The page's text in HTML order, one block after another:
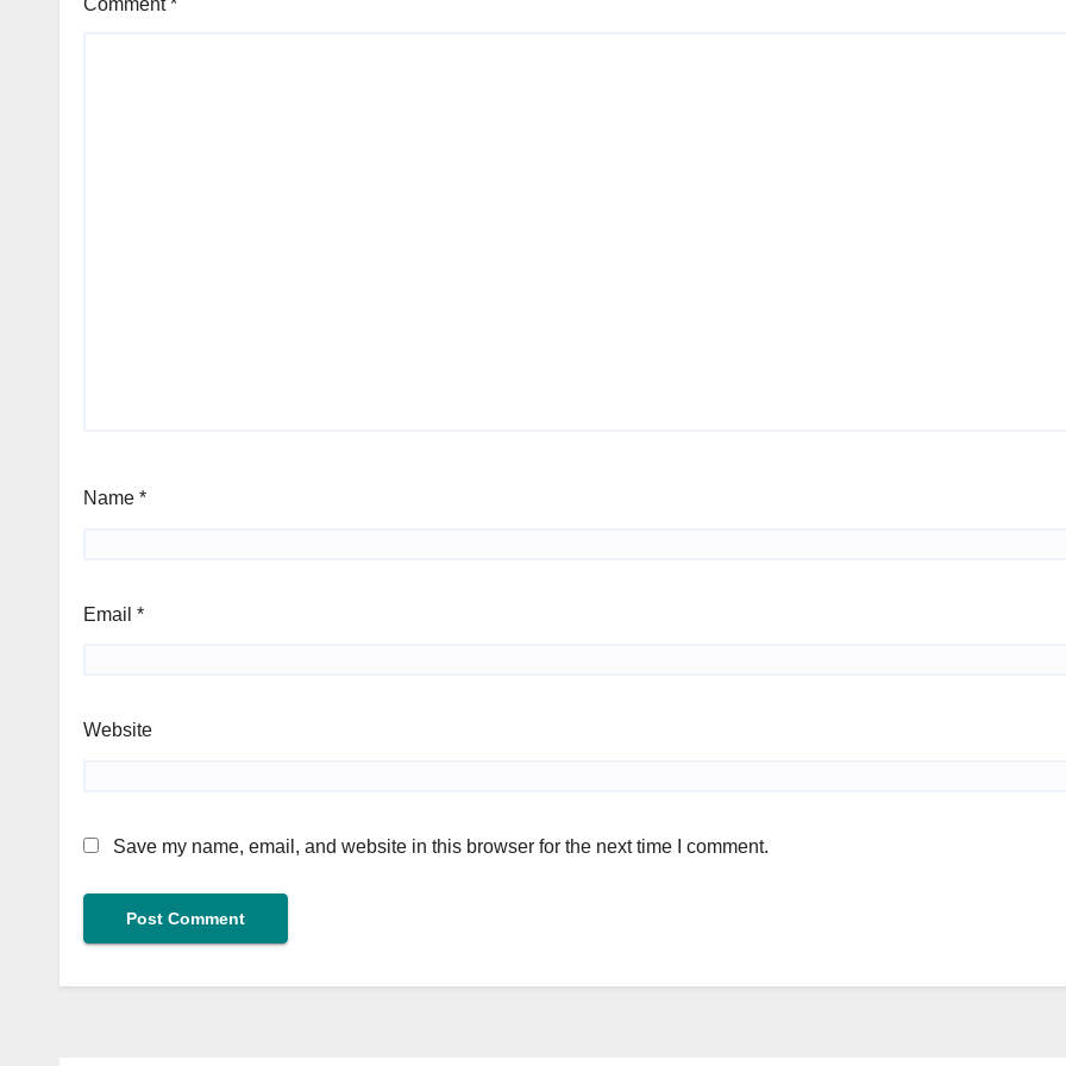
Comment*
Name *
Email *
Website
Save my name, email, and website in this browser for the next time I comment.